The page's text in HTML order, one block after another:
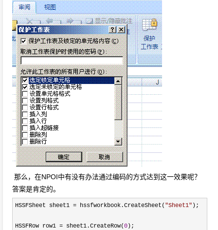
那么，在NPOI中有没有办法通过编码的方式达到这一效果呢？
答案是肯定的。
HSSFSheet sheet1 = hssfworkbook.CreateSheet( "Sheet1" );
HSSFRow row1 = sheet1.CreateRow(0 );